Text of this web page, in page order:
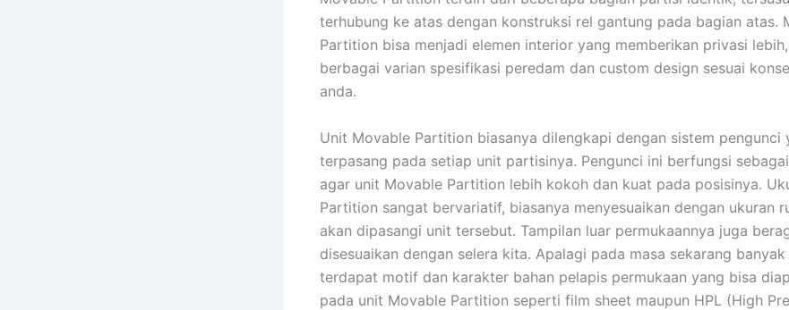
terhubung ke atas dengan konstruksi rel gantung pada bagian atas.
Partition bisa menjadi elemen interior yang memberikan privasi
berbagai varian spesifikasi peredam dan custom design sesuai
anda.
Unit Movable Partition biasanya dilengkapi dengan sistem pengunci
terpasang pada setiap unit partisinya. Pengunci ini berfungsi
agar unit Movable Partition lebih kokoh dan kuat pada posisinya.
Partition sangat bervariatif, biasanya menyesuaikan dengan ukuran
akan dipasangi unit tersebut. Tampilan luar permukaannya juga
disesuaikan dengan selera kita. Apalagi pada masa sekarang banyak
terdapat motif dan karakter bahan pelapis permukaan yang bisa
pada unit Movable Partition seperti film sheet maupun HPL (High